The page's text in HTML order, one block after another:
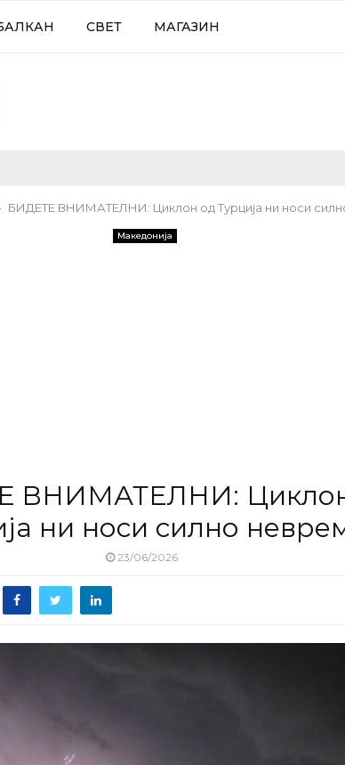
СВЕТ МАГАЗИН
БИДЕТЕ ВНИМАТЕЛНИ: Циклон од Турција ни носи
Македонија
ВНИМАТЕЛНИ:
ни носи силно
23/06/2026